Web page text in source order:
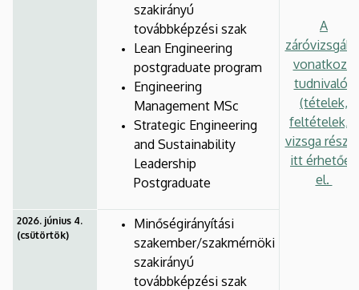
A
vonatkozó
tudnivalók
(tételek,
feltételek, a
vizsga
itt érhetőek
el.
szakirányú
továbbképzési szak
Lean Engineering
postgraduate program
Engineering
Management MSc
Strategic Engineering
and Sustainability
Leadership
Postgraduate
2026. június 4.
(csütörtök)
Minőségirányítási
szakember/szakmérnöki
szakirányú
továbbképzési szak